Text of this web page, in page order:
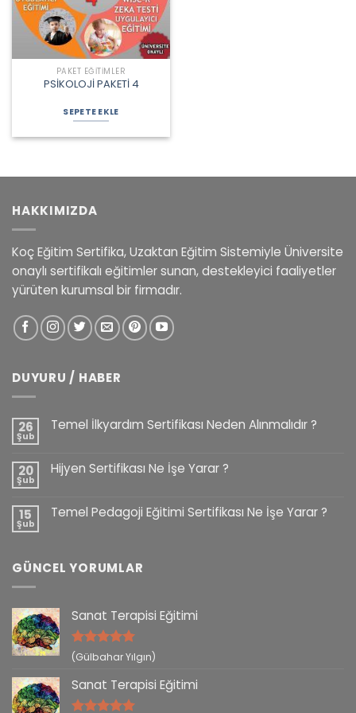
PAKET EĞITIMLER
PSİKOLOJİ PAKETİ 4
fiyat:
8.900,00 ₺.
andaki
fiyat:
6.750,00 ₺.
SEPETE EKLE
HAKKIMIZDA
Koç Eğitim Sertifika, Uzaktan Eğitim Sistemiyle Üniversite
onaylı sertifikalı eğitimler sunan, destekleyici faaliyetler
yürüten kurumsal bir firmadır.
DUYURU / HABER
26
Şub
Temel İlkyardım Sertifikası Neden Alınmalıdır ?
20
Şub
Hijyen Sertifikası Ne İşe Yarar ?
15
Şub
Temel Pedagoji Eğitimi Sertifikası Ne İşe Yarar ?
GÜNCEL YORUMLAR
Sanat Terapisi Eğitimi
5 üzerinden
(Gülbahar Yılgın)
Sanat Terapisi Eğitimi